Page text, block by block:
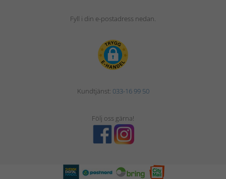
Fyll i din e-postadress nedan.
Kundtjänst: 033-16 99 50
Följ oss gärna!